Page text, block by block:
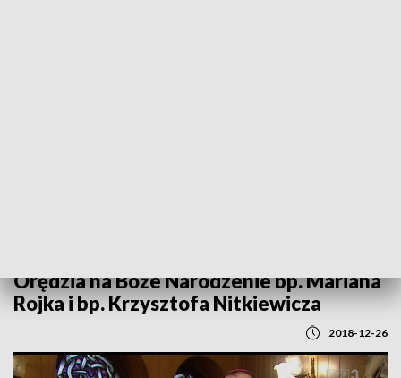
Orędzia na Boże Narodzenie bp. Mariana
Rojka i bp. Krzysztofa Nitkiewicza
2018-12-26